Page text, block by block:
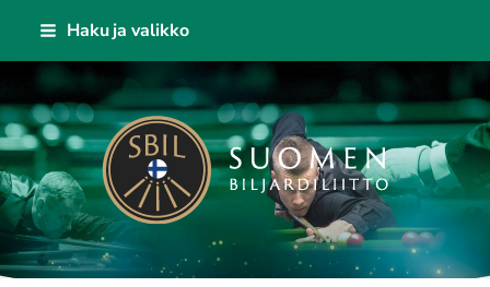
Siirry
sisältöön
Haku ja valikko
Suomen Biljardiliitto ry